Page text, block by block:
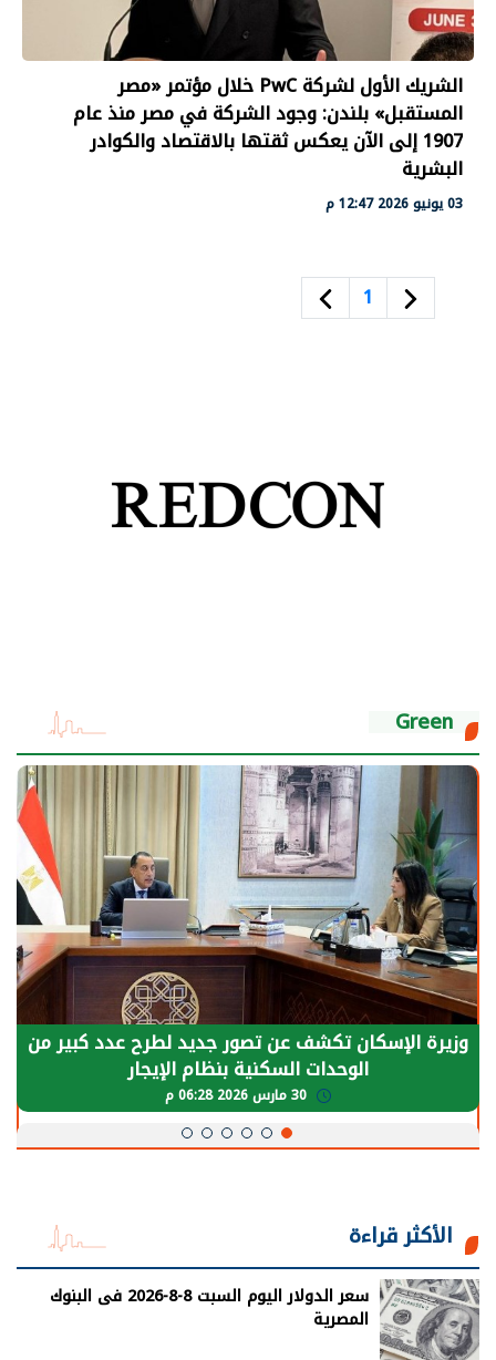
الشريك الأول لشركة PwC خلال مؤتمر «مصر
المستقبل» بلندن: وجود الشركة في مصر منذ عام
1907 إلى الآن يعكس ثقتها بالاقتصاد والكوادر
البشرية
03 يونيو 2026 12:47 م
1
Green
وزيرة الإسكان تكشف عن تصور جديد لطرح عدد كبير من
الوحدات السكنية بنظام الإيجار
الأكثر قراءة
سعر الدولار اليوم السبت 8-8-2026 فى البنوك
المصرية